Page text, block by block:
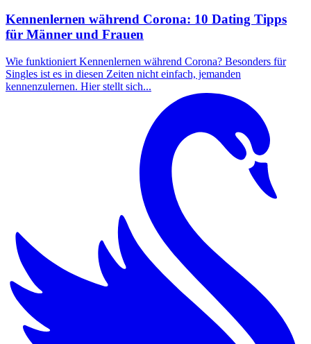
Kennenlernen während Corona: 10 Dating Tipps
für Männer und Frauen
Wie funktioniert Kennenlernen während Corona? Besonders für
Singles ist es in diesen Zeiten nicht einfach, jemanden
kennenzulernen. Hier stellt sich...